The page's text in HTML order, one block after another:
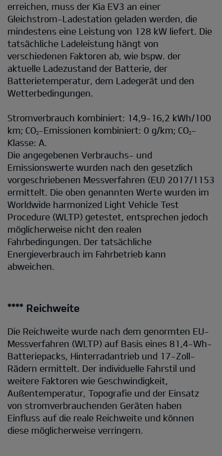
erreichen, muss der Kia EV3 an einer
Gleichstrom-Ladestation geladen werden, die
mindestens eine Leistung von 128 kW liefert. Die
tatsächliche Ladeleistung hängt von
verschiedenen Faktoren ab, wie bspw. der
aktuelle Ladezustand der Batterie, der
Batterietemperatur, dem Ladegerät und den
Wetterbedingungen.
Stromverbrauch kombiniert: 14,9-16,2 kWh/100
km; CO2-Emissionen kombiniert: 0 g/km; CO2-
Klasse: A.
Die angegebenen Verbrauchs- und
Emissionswerte wurden nach den gesetzlich
vorgeschriebenen Messverfahren (EU) 2017/1153
ermittelt. Die oben genannten Werte wurden im
Worldwide harmonized Light Vehicle Test
Procedure (WLTP) getestet, entsprechen jedoch
möglicherweise nicht den realen
Fahrbedingungen. Der tatsächliche
Energieverbrauch im Fahrbetrieb kann
abweichen.
**** Reichweite
Die Reichweite wurde nach dem genormten EU-
Messverfahren (WLTP) auf Basis eines 81,4-Wh-
Batteriepacks, Hinterradantrieb und 17-Zoll-
Rädern ermittelt. Der individuelle Fahrstil und
weitere Faktoren wie Geschwindigkeit,
Außentemperatur, Topografie und der Einsatz
von stromverbrauchenden Geräten haben
Einfluss auf die reale Reichweite und können
diese möglicherweise verringern.